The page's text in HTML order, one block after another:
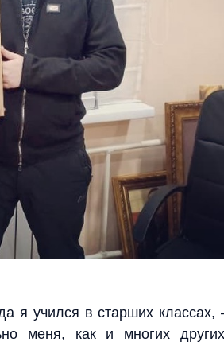
я учился в старших классах,
меня, как и многих